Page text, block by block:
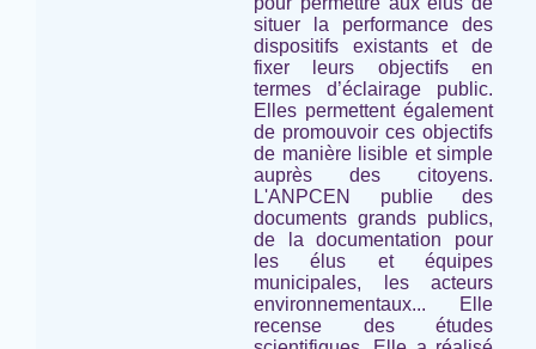
situer la performance des
dispositifs existants et de
fixer leurs objectifs en
termes d’éclairage public.
Elles permettent également
de promouvoir ces objectifs
de manière lisible et simple
auprès des citoyens.
L'ANPCEN publie des
documents grands publics,
de la documentation pour
les élus et équipes
municipales, les acteurs
environnementaux... Elle
recense des études